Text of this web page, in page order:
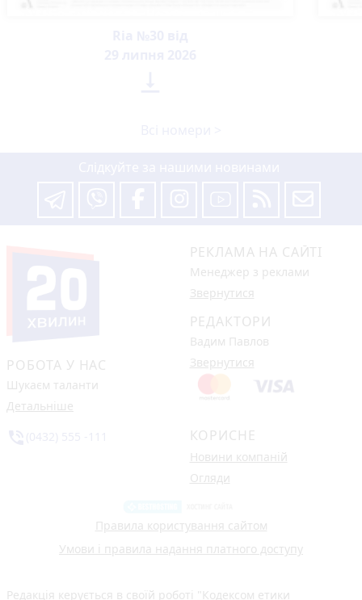
РОБОТА У НАС
Шукаєм таланти
Детальніше
РЕКЛАМА НА САЙТІ
Менеджер з реклами
Звернутися
РЕДАКТОРИ
Вадим Павлов
Звернутися
КОРИСНЕ
Новини компаній
Огляди
Правила користування сайтом
Умови і правила надання платного доступу
Редакція керується в своїй роботі "Кодексом етики